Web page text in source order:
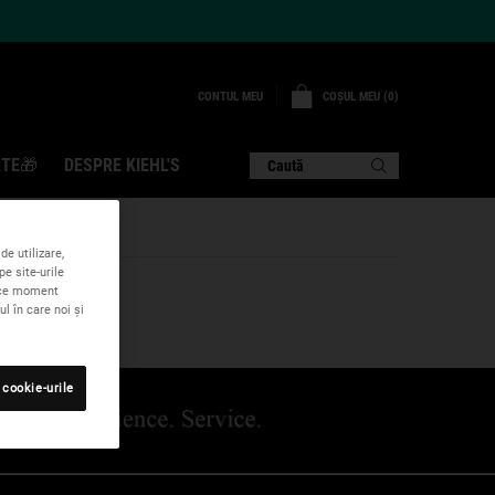
CONTUL MEU COȘUL MEU 0
0 PRODUS
DESPRE KIEHL'S Caută
utilizare,
site-urile
moment
în care noi și
urile